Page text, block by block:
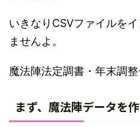
いきなりCSVファイルを
ませんよ。
魔法陣法定調書・年末調整
まず、魔法陣データを作